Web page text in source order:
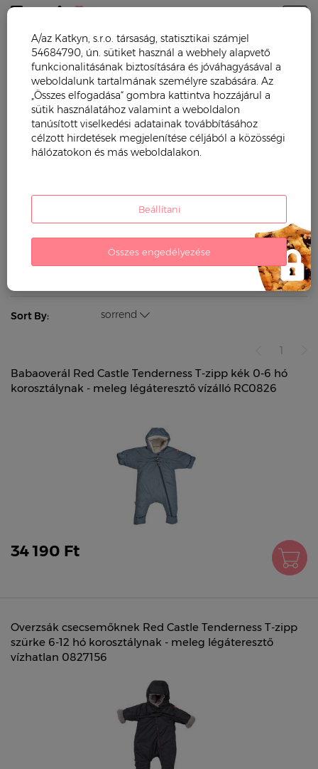
Trendy mama Babaruházat Baba kombidresszek
BABA KOMBIDRESSZEK
Nyári baba kombidresszek
Téli baba kombidresszek
ár (ft) kinek kor
Sort By: sorrend
1
Babaoverál Red Castle Tenderness T-zipp kék 0-6 hó
korosztálynak - meleg légáteresztő vízálló RC0826
34 190 Ft
Overzsák csecsemőknek Red Castle Tenderness T-zipp
szürke 6-12 hó korosztálynak - meleg légáteresztő
vízhatlan 0827156
A/az Katkyn, s.r.o. társaság, statisztikai számjel
54684790, ún. sütiket használ a webhely alapvető
funkcionalitásának biztosítására és jóváhagyásával a
weboldalunk tartalmának személyre szabására. Az
„Összes elfogadása“ gombra kattintva hozzájárul a
sütik használatához valamint a weboldalon
tanúsított viselkedési adatainak továbbításához
célzott hirdetések megjelenítése céljából a közösségi
hálózatokon és más weboldalakon.
Beállítani
Összes engedélyezése